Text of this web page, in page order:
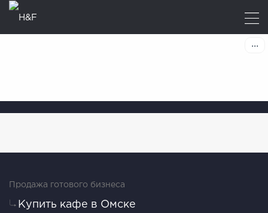
Продажа готового бизнеса
Купить кафе в Омске